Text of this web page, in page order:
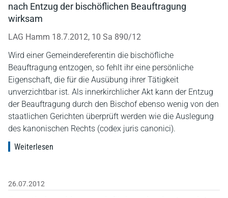
nach Entzug der bischöflichen Beauftragung
wirksam
LAG Hamm 18.7.2012, 10 Sa 890/12
Wird einer Gemeindereferentin die bischöfliche
Beauftragung entzogen, so fehlt ihr eine persönliche
Eigenschaft, die für die Ausübung ihrer Tätigkeit
unverzichtbar ist. Als innerkirchlicher Akt kann der Entzug
der Beauftragung durch den Bischof ebenso wenig von den
staatlichen Gerichten überprüft werden wie die Auslegung
des kanonischen Rechts (codex juris canonici).
Weiterlesen
26.07.2012